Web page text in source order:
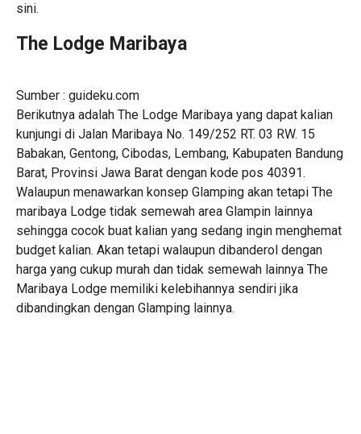
sini.
The Lodge Maribaya
Sumber : guideku.com
Berikutnya adalah The Lodge Maribaya yang dapat kalian
kunjungi di Jalan Maribaya No. 149/252 RT. 03 RW. 15
Babakan, Gentong, Cibodas, Lembang, Kabupaten Bandung
Barat, Provinsi Jawa Barat dengan kode pos 40391.
Walaupun menawarkan konsep Glamping akan tetapi The
maribaya Lodge tidak semewah area Glampin lainnya
sehingga cocok buat kalian yang sedang ingin menghemat
budget kalian. Akan tetapi walaupun dibanderol dengan
harga yang cukup murah dan tidak semewah lainnya The
Maribaya Lodge memiliki kelebihannya sendiri jika
dibandingkan dengan Glamping lainnya.